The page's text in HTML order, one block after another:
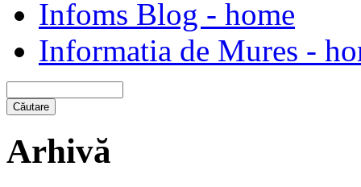
Infoms Blog - home
Informatia de Mures -
Arhivă